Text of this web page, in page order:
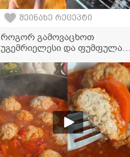
შეინახე რეცეპტი
როგორ გამოვაცხოთ
უგემრიელესი და ფუმფულა